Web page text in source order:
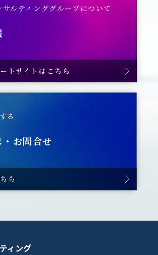
サルティンググループについて
トサイトはこちら
る
お問合せ
ら
ィング